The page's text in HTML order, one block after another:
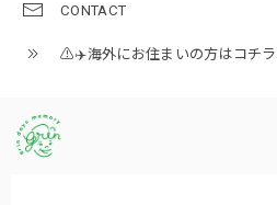
CONTACT
⚠️✈️海外にお住まいの方はコチ